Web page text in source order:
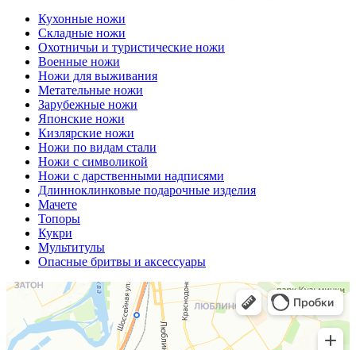
Кухонные ножи
Складные ножи
Охотничьи и туристические ножи
Военные ножи
Ножи для выживания
Метательные ножи
Зарубежные ножи
Японские ножи
Кизлярские ножи
Ножи по видам стали
Ножи с символикой
Ножи с дарственными надписями
Длинноклинковые подарочные изделия
Мачете
Топоры
Кукри
Мультитулы
Опасные бритвы и аксессуары